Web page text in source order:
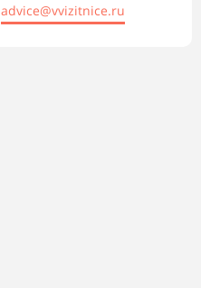
advice@vvizitnice.ru